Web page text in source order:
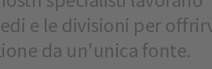
e le divisioni per
da un'unica fonte.